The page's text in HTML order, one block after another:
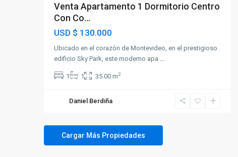
Venta Apartamento 1 Dormitorio Centro
Con Co...
USD $ 130.000
Ubicado en el corazón de Montevideo, en el prestigioso
edificio Sky Park, este moderno apa
1 1 35.00 m2
Daniel Berdiña